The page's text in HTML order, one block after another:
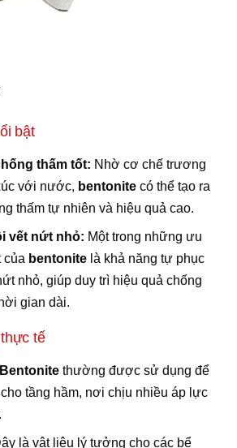
bật
thấm tốt: Nhờ cơ chế trương
với nước, bentonite có thể tạo ra
thấm tự nhiên và hiệu quả cao.
vết nứt nhỏ: Một trong những ưu
của bentonite là khả năng tự phục
nhỏ, giúp duy trì hiệu quả chống
gian dài.
tế
Bentonite thường được sử dụng để
tầng hầm, nơi chịu nhiều áp lực
là vật liệu lý tưởng cho các bể